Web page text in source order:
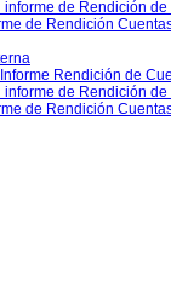
informe de Rendición
de Rendición
Rendición de
informe de Rendición
de Rendición